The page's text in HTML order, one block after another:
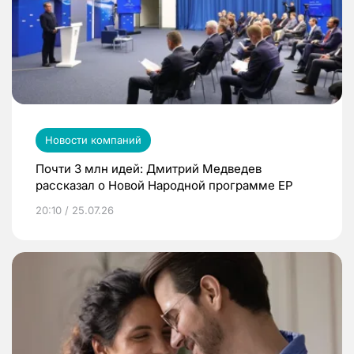
Новости компаний
Почти 3 млн идей: Дмитрий Медведев
рассказал о Новой Народной программе ЕР
20:10 / 25.07.26